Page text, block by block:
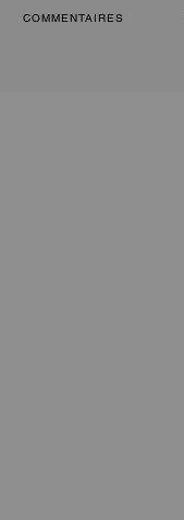
COMMENTAIRES